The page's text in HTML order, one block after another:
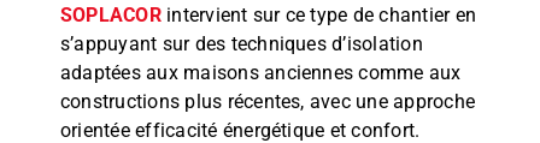
SOPLACOR intervient sur ce type de chantier en
s’appuyant sur des techniques d’isolation
adaptées aux maisons anciennes comme aux
constructions plus récentes, avec une approche
orientée efficacité énergétique et confort.